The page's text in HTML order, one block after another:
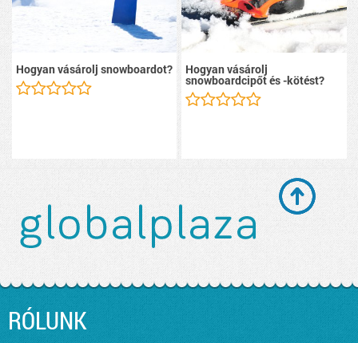
Hogyan vásárolj snowboardot? Hogyan vásárolj
snowboardcipőt és -kötést?
RÓLUNK